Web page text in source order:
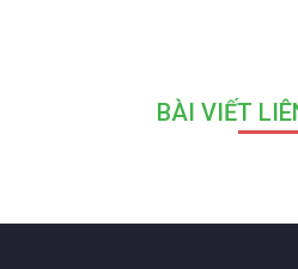
BÀI VIẾT